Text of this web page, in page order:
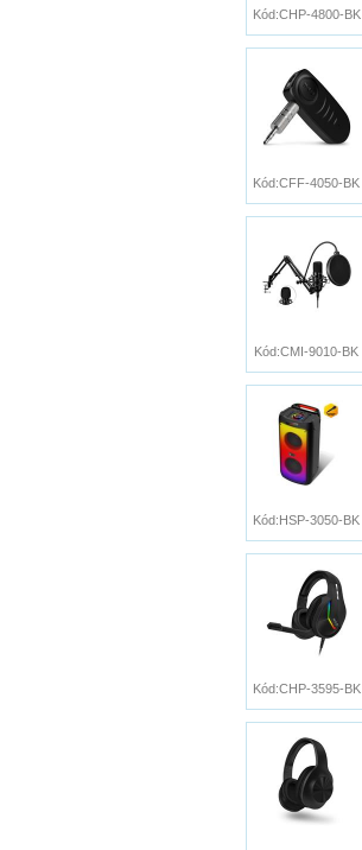
Kód:CHP-4800-BK
Kód:CFF-4050-BK
Kód:CMI-9010-BK
Kód:HSP-3050-BK
Kód:CHP-3595-BK